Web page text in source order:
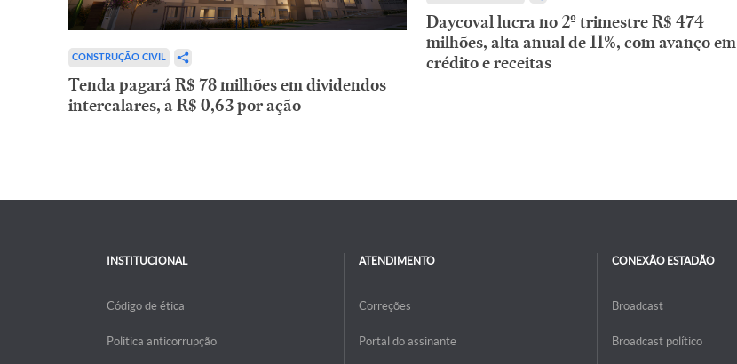
CONSTRUÇÃO CIVIL
Tenda pagará R$ 78 milhões em dividendos
intercalares, a R$ 0,63 por ação
Daycoval lucra no 2º trimestre R$ 474
milhões, alta anual de 11%, com avanço em
crédito e receitas
INSTITUCIONAL
Código de ética
Politica anticorrupção
ATENDIMENTO
Correções
Portal do assinante
CONEXÃO ESTADÃO
Broadcast
Broadcast político